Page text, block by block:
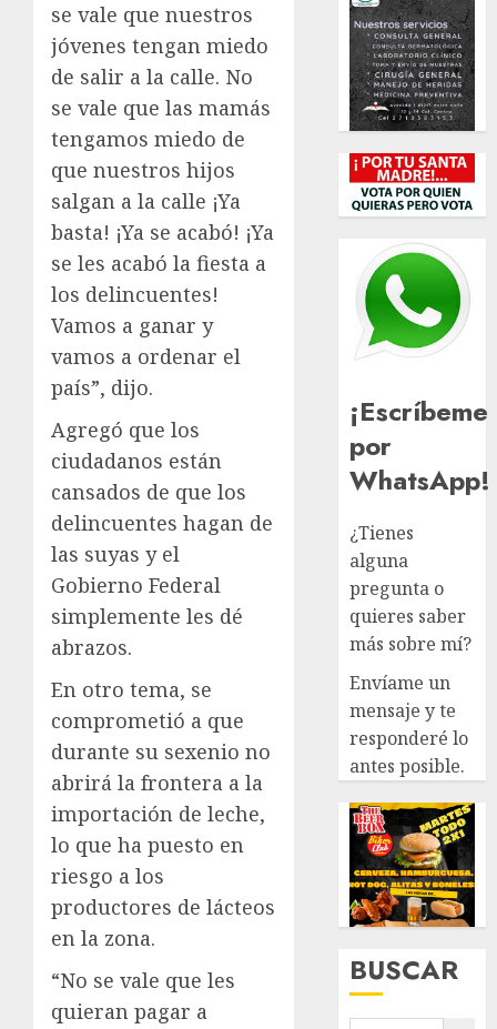
se vale que nuestros
jóvenes tengan miedo
de salir a la calle. No
se vale que las mamás
tengamos miedo de
que nuestros hijos
salgan a la calle ¡Ya
basta! ¡Ya se acabó! ¡Ya
se les acabó la fiesta a
los delincuentes!
Vamos a ganar y
vamos a ordenar el
país”, dijo.
Agregó que los
ciudadanos están
cansados de que los
delincuentes hagan de
las suyas y el
Gobierno Federal
simplemente les dé
abrazos.
En otro tema, se
comprometió a que
durante su sexenio no
abrirá la frontera a la
importación de leche,
lo que ha puesto en
riesgo a los
productores de lácteos
en la zona.
“No se vale que les
quieran pagar a
¡Escríbeme
por
WhatsApp!
¿Tienes
alguna
pregunta o
quieres saber
más sobre mí?
Envíame un
mensaje y te
responderé lo
antes posible.
BUSCAR